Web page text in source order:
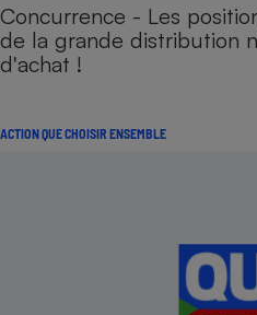
Concurrence - Les
de la grande distribution
d'achat !
ACTION QUE CHOISIR ENSEMBLE